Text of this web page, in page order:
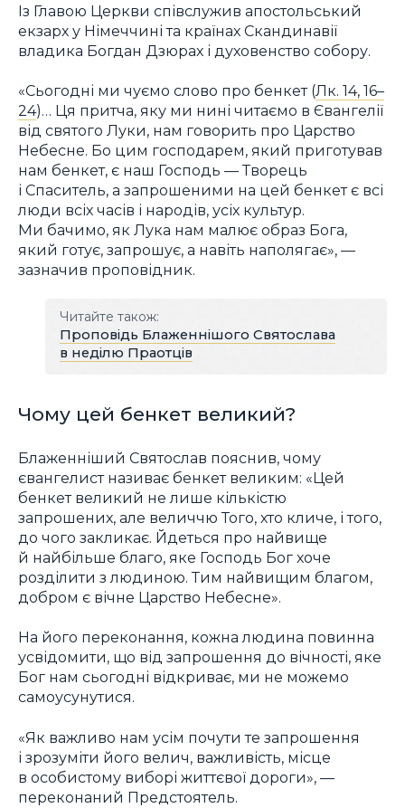
Із Главою Церкви співслужив апостольський
екзарх у Німеччині та країнах Скандинавії
владика Богдан Дзюрах і духовенство собору.
«Сьогодні ми чуємо слово про бенкет (Лк. 14, 16–
24)… Ця притча, яку ми нині читаємо в Євангелії
від святого Луки, нам говорить про Царство
Небесне. Бо цим господарем, який приготував
нам бенкет, є наш Господь — Творець
і Спаситель, а запрошеними на цей бенкет є всі
люди всіх часів і народів, усіх культур.
Ми бачимо, як Лука нам малює образ Бога,
який готує, запрошує, а навіть наполягає», —
зазначив проповідник.
Читайте також:
Проповідь Блаженнішого Святослава
в неділю Праотців
Чому цей бенкет великий?
Блаженніший Святослав пояснив, чому
євангелист називає бенкет великим: «Цей
бенкет великий не лише кількістю
запрошених, але величчю Того, хто кличе, і того,
до чого закликає. Йдеться про найвище
й найбільше благо, яке Господь Бог хоче
розділити з людиною. Тим найвищим благом,
добром є вічне Царство Небесне».
На його переконання, кожна людина повинна
усвідомити, що від запрошення до вічності, яке
Бог нам сьогодні відкриває, ми не можемо
самоусунутися.
«Як важливо нам усім почути те запрошення
і зрозуміти його велич, важливість, місце
в особистому виборі життєвої дороги», —
переконаний Предстоятель.